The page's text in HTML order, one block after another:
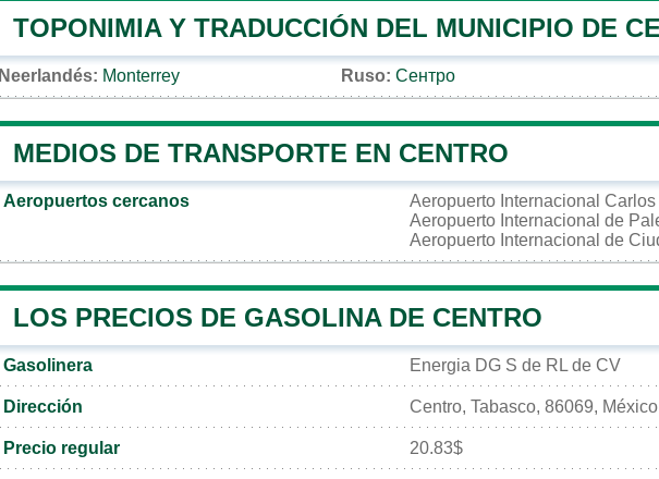
TOPONIMIA Y TRADUCCIÓN DEL MUNICIPIO DE
Neerlandés: Monterrey Ruso: Сентро
MEDIOS DE TRANSPORTE EN CENTRO
Aeropuertos cercanos Aeropuerto Internacional
Aeropuerto Internacional de
Aeropuerto Internacional de
LOS PRECIOS DE GASOLINA DE CENTRO
Gasolinera Energia DG S de RL de CV
Dirección Centro, Tabasco, 86069, México
Precio regular 20.83$